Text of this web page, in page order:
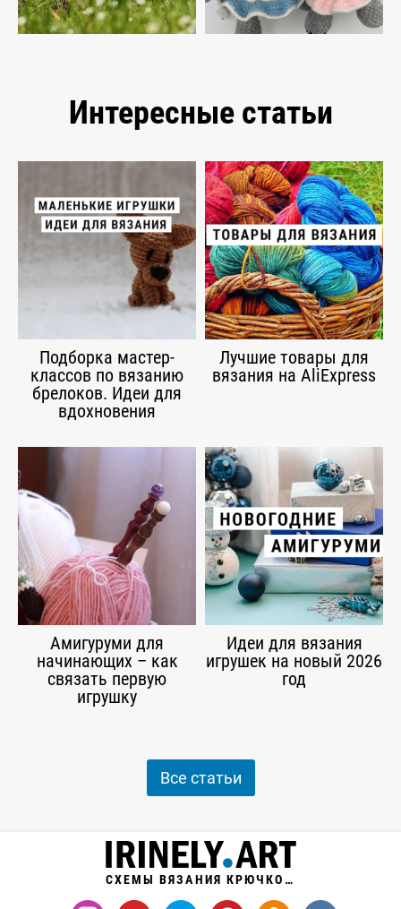
Интересные статьи
Подборка мастер-
классов по вязанию
брелоков. Идеи для
вдохновения
Лучшие товары для
вязания на AliExpress
Амигуруми для
начинающих – как
связать первую
игрушку
Идеи для вязания
игрушек на новый 2026
год
Все статьи
СХЕМЫ ВЯЗАНИЯ КРЮЧКОМ